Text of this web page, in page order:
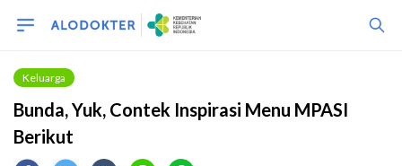
Keluarga
Bunda, Yuk, Contek Inspirasi Menu MPASI
Berikut